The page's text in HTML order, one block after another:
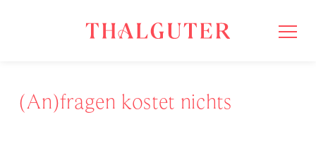
(An)fragen kostet nichts